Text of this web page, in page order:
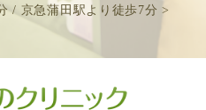
/ 京急蒲田駅より徒歩7分 >